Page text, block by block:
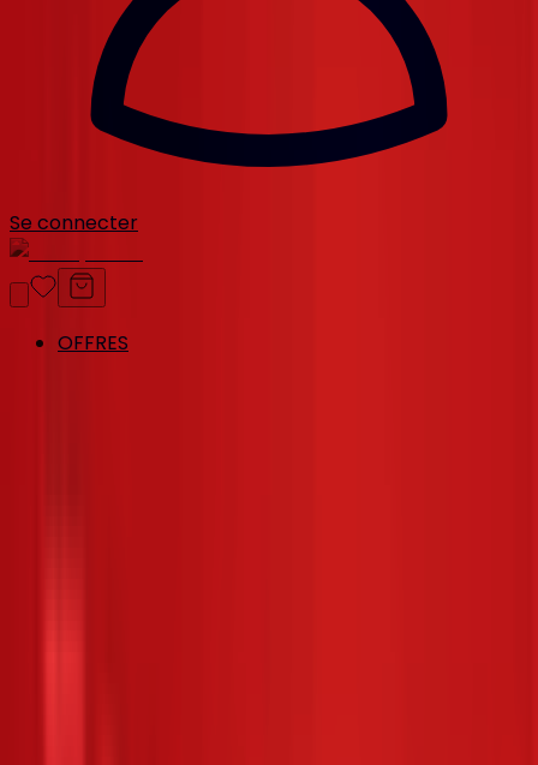
Se connecter
OFFRES